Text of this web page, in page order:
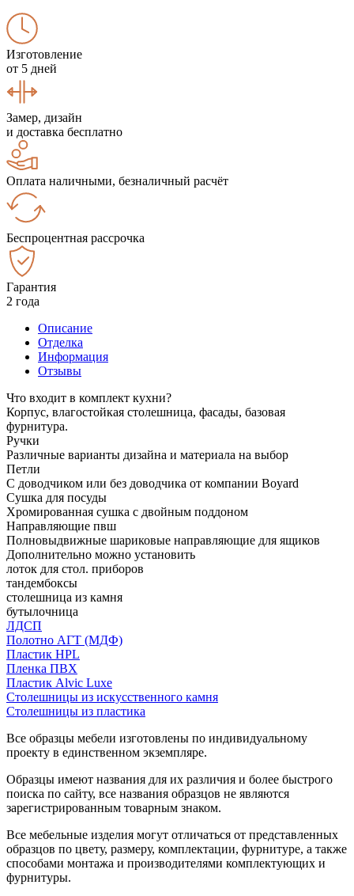
Изготовление
от 5 дней
Замер, дизайн
и доставка бесплатно
Оплата наличными, безналичный расчёт
Беспроцентная рассрочка
Гарантия
2 года
Описание
Отделка
Информация
Отзывы
Что входит в комплект кухни?
Корпус, влагостойкая столешница, фасады, базовая
фурнитура.
Ручки
Различные варианты дизайна и материала на выбор
Петли
С доводчиком или без доводчика от компании Boyard
Сушка для посуды
Хромированная сушка с двойным поддоном
Направляющие пвш
Полновыдвижные шариковые направляющие для ящиков
Дополнительно можно установить
лоток для стол. приборов
тандембоксы
столешница из камня
бутылочница
ЛДСП
Полотно АГТ (МДФ)
Пластик HPL
Пленка ПВХ
Пластик Alvic Luxe
Столешницы из искусственного камня
Столешницы из пластика
Все образцы мебели изготовлены по индивидуальному
проекту в единственном экземпляре.
Образцы имеют названия для их различия и более быстрого
поиска по сайту, все названия образцов не являются
зарегистрированным товарным знаком.
Все мебельные изделия могут отличаться от представленных
образцов по цвету, размеру, комплектации, фурнитуре, а также
способами монтажа и производителями комплектующих и
фурнитуры.